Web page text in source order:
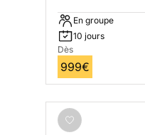
En groupe
10 jours
Dès
999€